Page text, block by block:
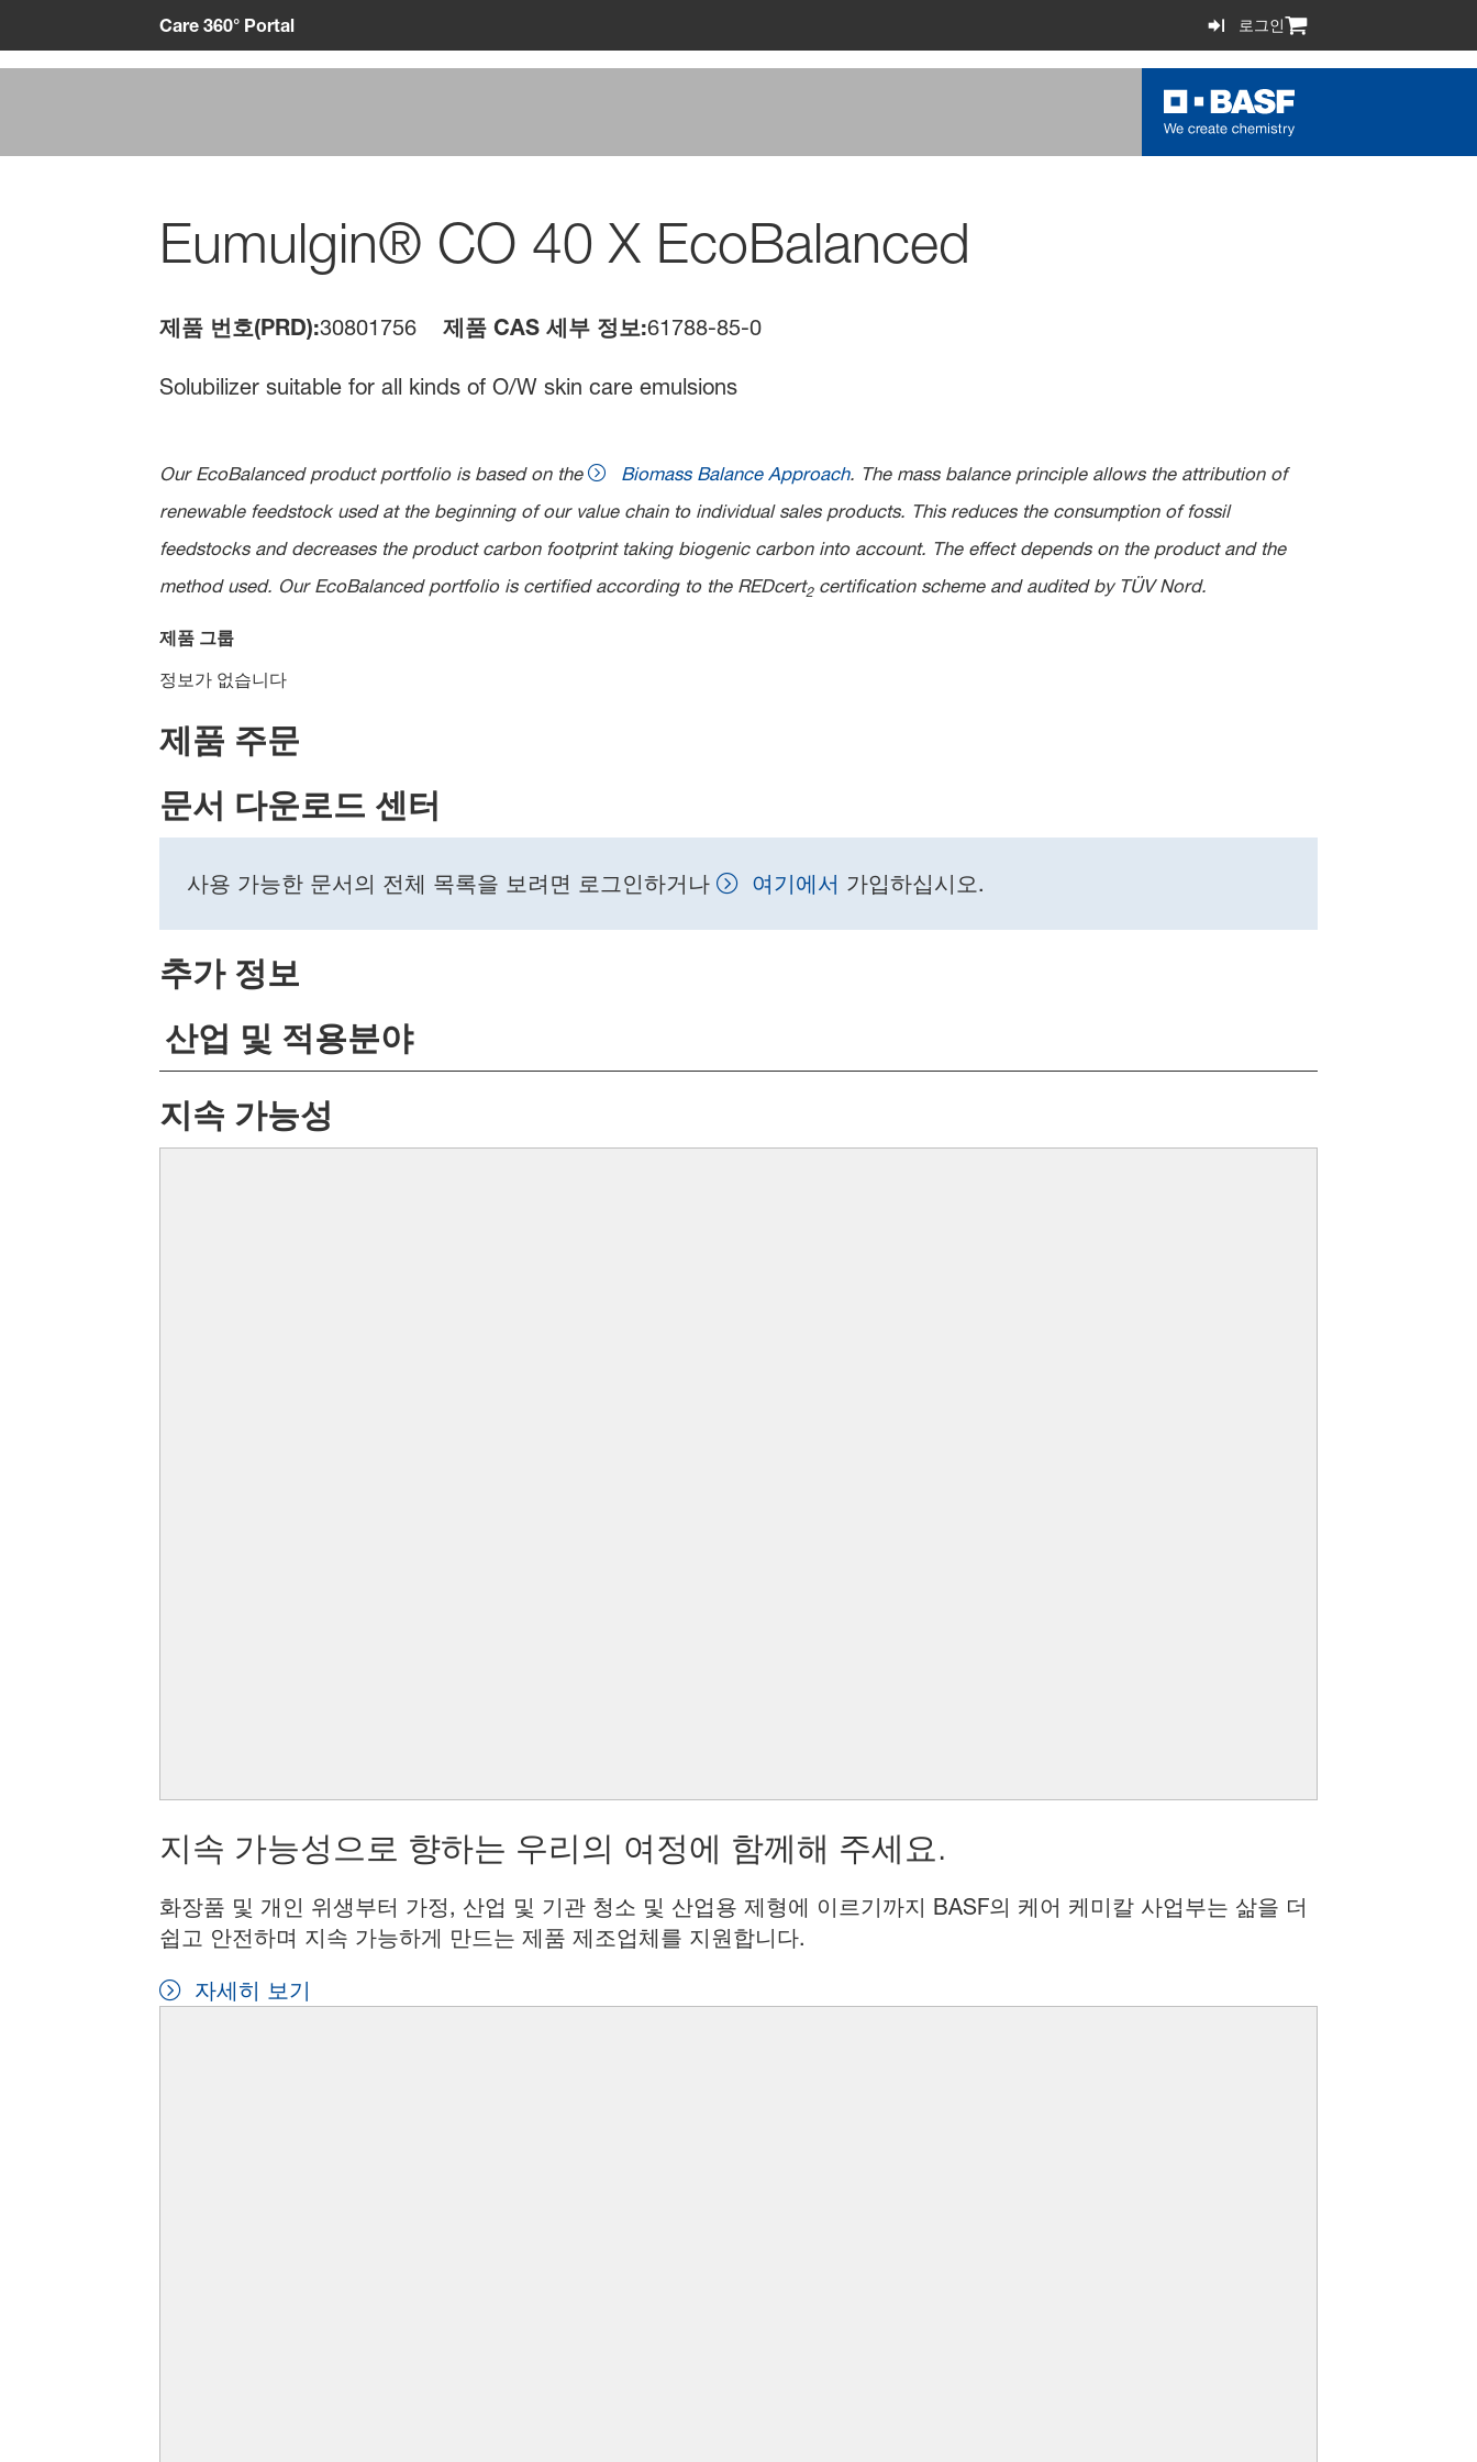
Care 360° Portal 로그인
Eumulgin® CO 40 X EcoBalanced
제품 번호(PRD):30801756 제품 CAS 세부 정보:61788-85-0
Solubilizer suitable for all kinds of O/W skin care emulsions
Our EcoBalanced product portfolio is based on the Biomass Balance Approach. The mass balance principle allows the attribution of
renewable feedstock used at the beginning of our value chain to individual sales products. This reduces the consumption of fossil
feedstocks and decreases the product carbon footprint taking biogenic carbon into account. The effect depends on the product and the
method used. Our EcoBalanced portfolio is certified according to the REDcert2certification scheme and audited by TÜV Nord.
제품 그룹
정보가 없습니다
제품 주문
문서 다운로드 센터
사용 가능한 문서의 전체 목록을 보려면 로그인하거나 여기에서 가입하십시오.
추가 정보
산업 및 적용분야
지속 가능성
지속 가능성으로 향하는 우리의 여정에 함께해 주세요.
화장품 및 개인 위생부터 가정, 산업 및 기관 청소 및 산업용 제형에 이르기까지 BASF의 케어 케미칼 사업부는 삶을 더
쉽고 안전하며 지속 가능하게 만드는 제품 제조업체를 지원합니다.
자세히 보기